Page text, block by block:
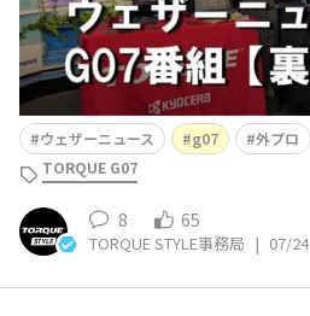
ウェザーニュース g07 外プロ
TORQUE G07
8 65
TORQUE STYLE事務局 | 07/24